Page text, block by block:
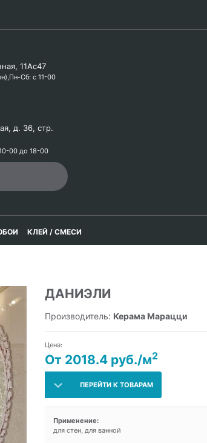
11Ас47
Сб: с 11-00
д. 36, стр.
00 до 18-00
КЛЕЙ / СМЕСИ
ДАНИЭЛИ
Производитель: Керама Марацци
Цена:
От 2018.4 руб./м2
ПЕРЕЙТИ К ТОВАРАМ
Применение:
для стен, для ванной